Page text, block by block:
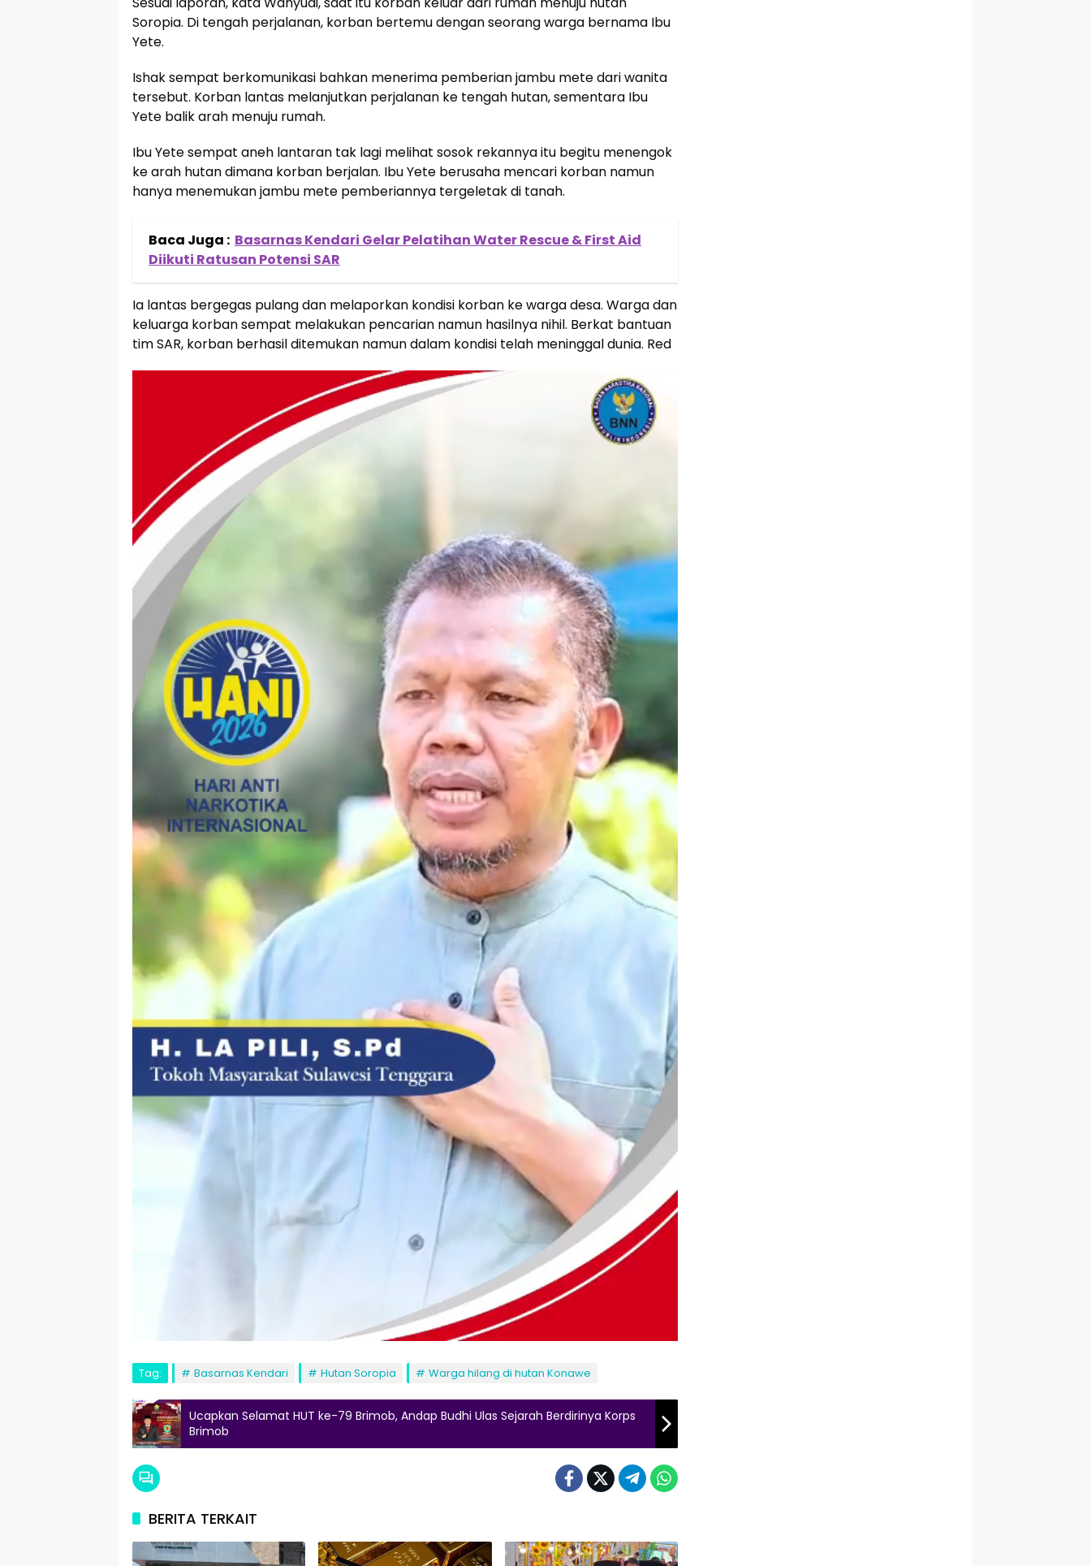
Soropia. Di tengah perjalanan, korban bertemu dengan seorang warga bernama Ibu
Yete.
Ishak sempat berkomunikasi bahkan menerima pemberian jambu mete dari wanita
tersebut. Korban lantas melanjutkan perjalanan ke tengah hutan, sementara Ibu
Yete balik arah menuju rumah.
Ibu Yete sempat aneh lantaran tak lagi melihat sosok rekannya itu begitu menengok
ke arah hutan dimana korban berjalan. Ibu Yete berusaha mencari korban namun
hanya menemukan jambu mete pemberiannya tergeletak di tanah.
Baca Juga : Basarnas Kendari Gelar Pelatihan Water Rescue & First Aid
Diikuti Ratusan Potensi SAR
Ia lantas bergegas pulang dan melaporkan kondisi korban ke warga desa. Warga dan
keluarga korban sempat melakukan pencarian namun hasilnya nihil. Berkat bantuan
tim SAR, korban berhasil ditemukan namun dalam kondisi telah meninggal dunia. Red
Tag: Basarnas Kendari Hutan Soropia Warga hilang di hutan Konawe
Ucapkan Selamat HUT ke-79 Brimob, Andap Budhi Ulas Sejarah Berdirinya Korps
Brimob
BERITA TERKAIT